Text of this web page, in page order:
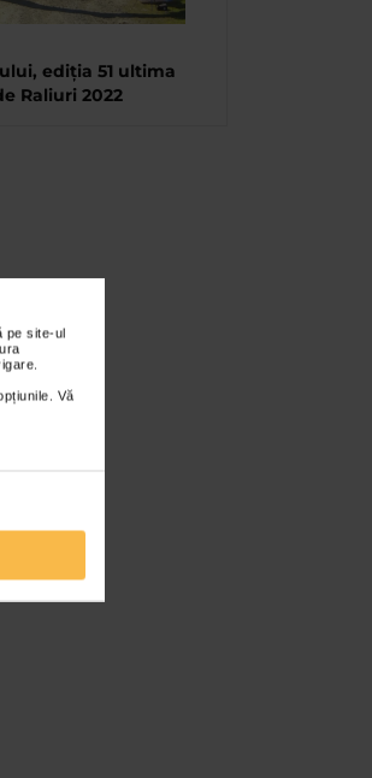
pe site-ul
Vă
ediția 51 ultima
Raliuri 2022